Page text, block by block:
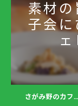
素材
子会
さがみ野のカフェならkitchen and cafe はこねの森